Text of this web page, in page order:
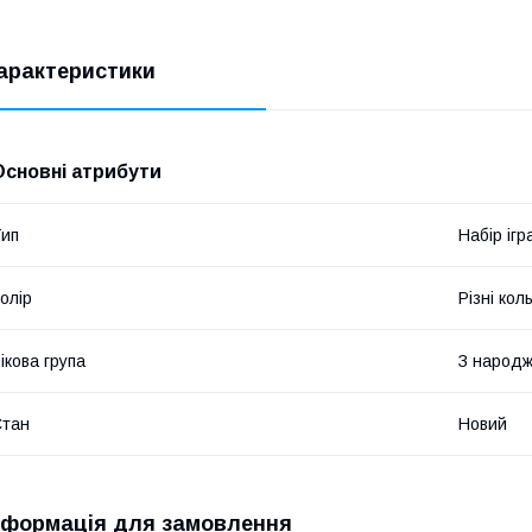
атрибути
Набір
Різні
група З
Новий
для замовлення